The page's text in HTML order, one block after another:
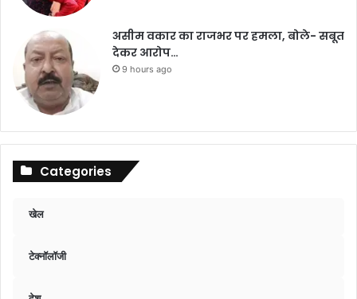
असीम वकार का राजभर पर हमला, बोले- सबूत
देकर आरोप…
9 hours ago
Categories
खेल
टेक्नॉलॉजी